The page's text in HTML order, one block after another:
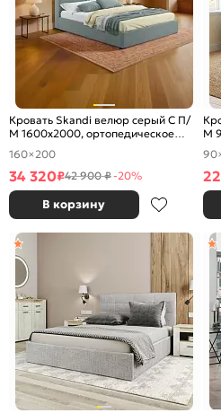
Кровать Skandi велюр серый С П/
М 1600x2000, ортопедическое
основание, изголовье мягкое
160×200
34 320₽42 900 ₽-20%
В корзину
М